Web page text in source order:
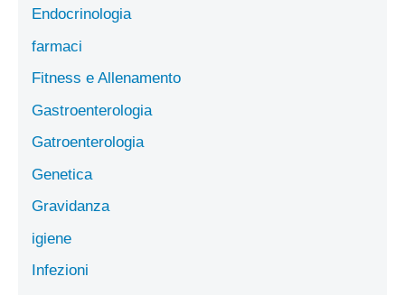
Endocrinologia
farmaci
Fitness e Allenamento
Gastroenterologia
Gatroenterologia
Genetica
Gravidanza
igiene
Infezioni